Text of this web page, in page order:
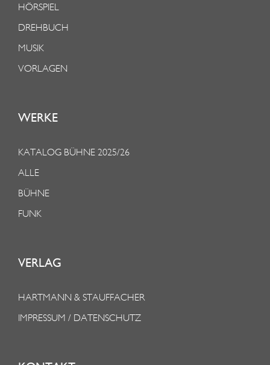
HÖRSPIEL
DREHBUCH
MUSIK
VORLAGEN
WERKE
KATALOG BÜHNE 2025/26
ALLE
BÜHNE
FUNK
VERLAG
HARTMANN & STAUFFACHER
IMPRESSUM / DATENSCHUTZ